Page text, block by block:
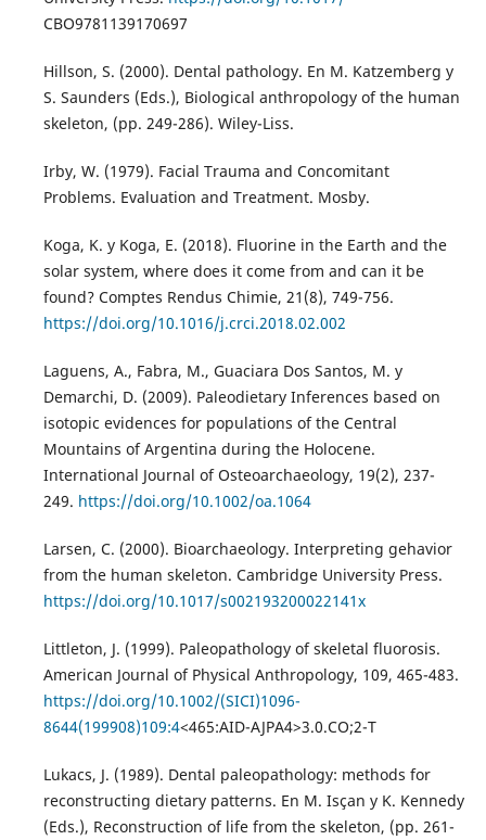
CBO9781139170697
Hillson, S. (2000). Dental pathology. En M. Katzemberg y
S. Saunders (Eds.), Biological anthropology of the human
skeleton, (pp. 249-286). Wiley-Liss.
Irby, W. (1979). Facial Trauma and Concomitant
Problems. Evaluation and Treatment. Mosby.
Koga, K. y Koga, E. (2018). Fluorine in the Earth and the
solar system, where does it come from and can it be
found? Comptes Rendus Chimie, 21(8), 749-756.
https://doi.org/10.1016/j.crci.2018.02.002
Laguens, A., Fabra, M., Guaciara Dos Santos, M. y
Demarchi, D. (2009). Paleodietary Inferences based on
isotopic evidences for populations of the Central
Mountains of Argentina during the Holocene.
International Journal of Osteoarchaeology, 19(2), 237-
249. https://doi.org/10.1002/oa.1064
Larsen, C. (2000). Bioarchaeology. Interpreting gehavior
from the human skeleton. Cambridge University Press.
https://doi.org/10.1017/s002193200022141x
Littleton, J. (1999). Paleopathology of skeletal fluorosis.
American Journal of Physical Anthropology, 109, 465-483.
https://doi.org/10.1002/(SICI)1096-
8644(199908)109:4<465:AID-AJPA4>3.0.CO;2-T
Lukacs, J. (1989). Dental paleopathology: methods for
reconstructing dietary patterns. En M. Isçan y K. Kennedy
(Eds.), Reconstruction of life from the skeleton, (pp. 261-